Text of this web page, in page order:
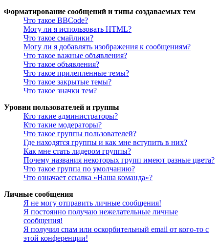
Форматирование сообщений и типы создаваемых тем
Что такое BBCode?
Могу ли я использовать HTML?
Что такое смайлики?
Могу ли я добавлять изображения к сообщениям?
Что такое важные объявления?
Что такое объявления?
Что такое прилепленные темы?
Что такое закрытые темы?
Что такое значки тем?
Уровни пользователей и группы
Кто такие администраторы?
Кто такие модераторы?
Что такое группы пользователей?
Где находятся группы и как мне вступить в них?
Как мне стать лидером группы?
Почему названия некоторых групп имеют разные цвета?
Что такое группа по умолчанию?
Что означает ссылка «Наша команда»?
Личные сообщения
Я не могу отправить личные сообщения!
Я постоянно получаю нежелательные личные
сообщения!
Я получил спам или оскорбительный email от кого-то с
этой конференции!